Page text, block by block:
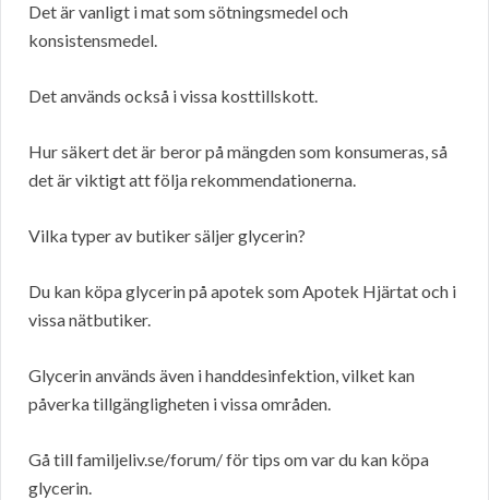
Det är vanligt i mat som sötningsmedel och
konsistensmedel.
Det används också i vissa kosttillskott.
Hur säkert det är beror på mängden som konsumeras, så
det är viktigt att följa rekommendationerna.
Vilka typer av butiker säljer glycerin?
Du kan köpa glycerin på apotek som Apotek Hjärtat och i
vissa nätbutiker.
Glycerin används även i handdesinfektion, vilket kan
påverka tillgängligheten i vissa områden.
Gå till familjeliv.se/forum/ för tips om var du kan köpa
glycerin.